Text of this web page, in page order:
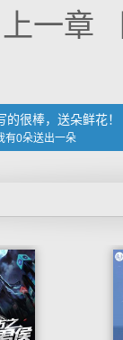
上一章
的很棒，送朵鲜花！
有0朵送出一朵